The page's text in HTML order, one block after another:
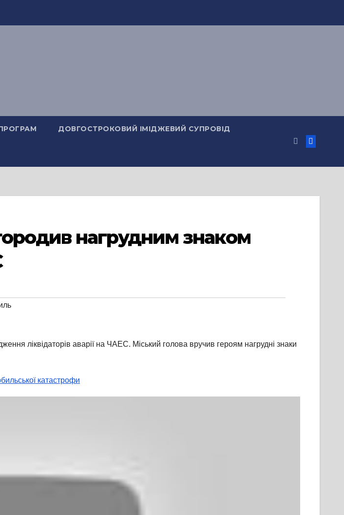
ДОВГОСТРОКОВИЙ ІМІДЖЕВИЙ СУПРОВІД
нагрудним знаком
ліквідаторів аварії на ЧАЕС. Міський голова вручив героям нагрудні знаки
катастрофи